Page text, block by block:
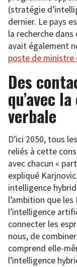
(stratégie
dernier. Le pays
la recherche dans
avait également
poste de ministre
Des
qu’avec
verbale
D’ici 2050, tous
reliés à cette
avec chacun «
expliqué
intelligence
l’ambition que
l’intelligence
connecter les
nous, de
comprend elle-
l’intelligence